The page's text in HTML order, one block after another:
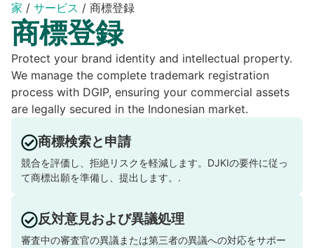
家 / サービス / 商標登録
商標登録
Protect your brand identity and intellectual property.
We manage the complete trademark registration
process with DGIP, ensuring your commercial assets
are legally secured in the Indonesian market.
商標検索と申請
競合を評価し、拒絶リスクを軽減します。DJKIの要件に従っ
て商標出願を準備し、提出します。.
反対意見および異議処理
審査中の審査官の異議または第三者の異議への対応をサポー